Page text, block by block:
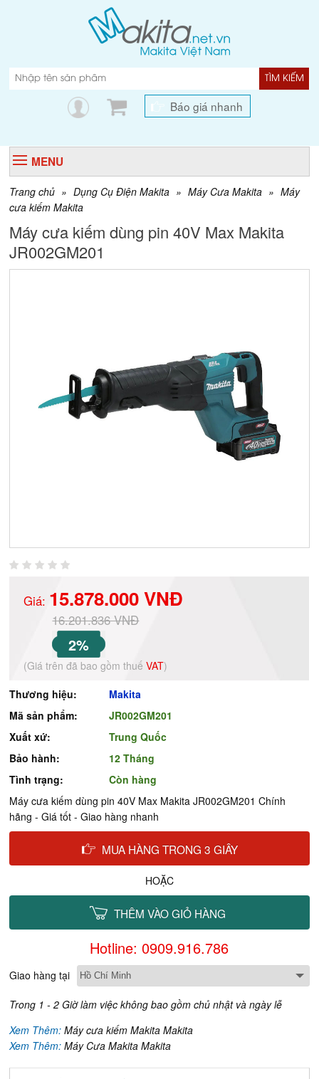
TÌM KIẾM
Báo giá nhanh
MENU
Trang chủ » Dụng Cụ Điện Makita » Máy Cưa Makita » Máy
cưa kiếm Makita
Máy cưa kiếm dùng pin 40V Max Makita
JR002GM201
Giá: 15.878.000 VNĐ
16.201.836 VNĐ
2%
(Giá trên đã bao gồm thuếVAT)
Thương hiệu:
Makita
Mã sản phẩm:
JR002GM201
Xuất xứ:
Trung Quốc
Bảo hành:
12 Tháng
Tình trạng:
Còn hàng
Máy cưa kiếm dùng pin 40V Max Makita JR002GM201 Chính
hãng - Giá tốt - Giao hàng nhanh
MUA HÀNG TRONG 3 GIÂY
HOẶC
THÊM VÀO GIỎ HÀNG
Hotline: 0909.916.786
Giao hàng tại
Trong 1 - 2 Giờ làm việc không bao gồm chủ nhật và ngày lễ
Xem Thêm:Máy cưa kiếm Makita Makita
Xem Thêm:Máy Cưa Makita Makita